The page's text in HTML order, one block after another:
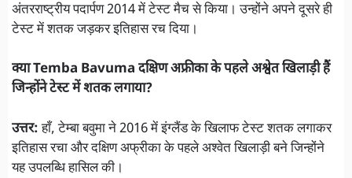
अंतरराष्ट्रीय पदार्पण 2014 में टेस्ट मैच से किया। उन्होंने अपने दूसरे ही
टेस्ट में शतक जड़कर इतिहास रच दिया।
क्या Temba Bavuma दक्षिण अफ्रीका के पहले अश्वेत खिलाड़ी हैं
जिन्होंने टेस्ट में शतक लगाया?
उत्तर:हाँ, टेम्बा बवुमा ने 2016 में इंग्लैंड के खिलाफ टेस्ट शतक लगाकर
इतिहास रचा और दक्षिण अफ्रीका के पहले अश्वेत खिलाड़ी बने जिन्होंने
यह उपलब्धि हासिल की।